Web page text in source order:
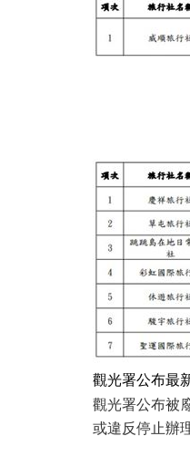
觀光署公布最
觀光署公布被
或違反停止辦